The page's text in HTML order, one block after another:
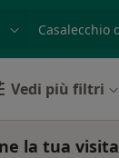
Vedi più filtri
la tua visita